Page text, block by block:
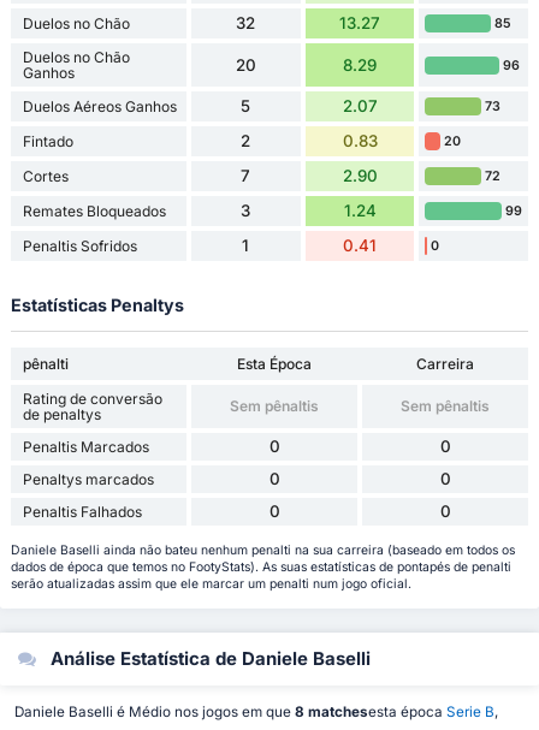
Duelos no Chão 32 13.27 85
Duelos no Chão
Ganhos
20 8.29 96
Duelos Aéreos Ganhos 5 2.07 73
Fintado 2 0.83 20
Cortes 7 2.90 72
Remates Bloqueados 3 1.24 99
Penaltis Sofridos 1 0.41 0
Estatísticas Penaltys
pênalti Esta Época
Carreira
Rating de conversão
de penaltys
Sem pênaltis Sem pênaltis
Penaltis Marcados 0 0
Penaltys marcados 0 0
Penaltis Falhados 0 0
Daniele Baselli ainda não bateu nenhum penalti na sua carreira (baseado em todos os
dados de época que temos no FootyStats). As suas estatísticas de pontapés de penalti
serão atualizadas assim que ele marcar um penalti num jogo oficial.
Análise Estatística de Daniele Baselli
Daniele Baselli é Médio nos jogos em que 8 matchesesta época Serie B,